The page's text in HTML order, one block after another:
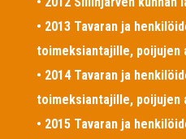
• 2013 Tavaran ja
toimeksiantajille, poijujen
• 2014 Tavaran ja
toimeksiantajille, poijujen
• 2015 Tavaran ja